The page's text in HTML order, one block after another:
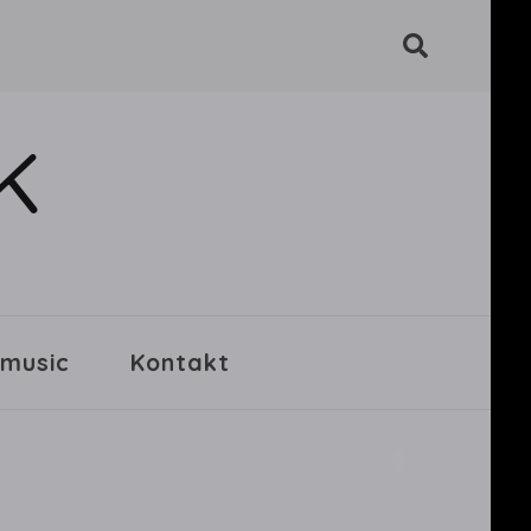
Kontakt